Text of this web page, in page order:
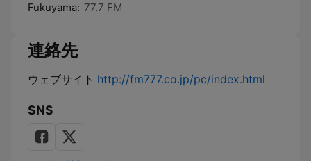
Fukuyama: 77.7 FM
連絡先
ウェブサイト http://fm777.co.jp/pc/index.html
SNS